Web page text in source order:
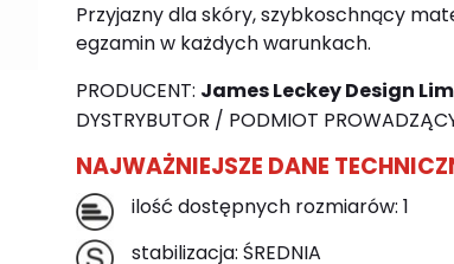
Przyjazny dla skóry, szybkoschnący
egzamin w każdych warunkach.
PRODUCENT: James Leckey Design
DYSTRYBUTOR / PODMIOT
NAJWAŻNIEJSZE DANE
ilość dostępnych rozmiarów: 1
stabilizacja: ŚREDNIA